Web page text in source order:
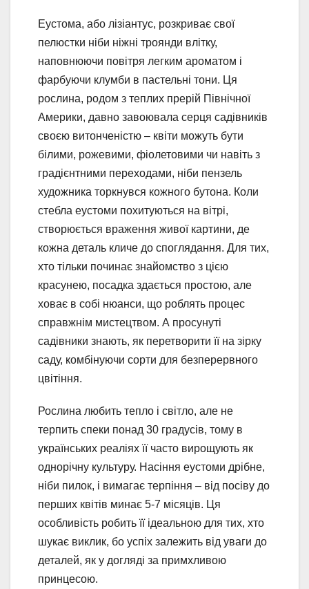
Еустома, або лізіантус, розкриває свої
пелюстки ніби ніжні троянди влітку,
наповнюючи повітря легким ароматом і
фарбуючи клумби в пастельні тони. Ця
рослина, родом з теплих прерій Північної
Америки, давно завоювала серця садівників
своєю витонченістю – квіти можуть бути
білими, рожевими, фіолетовими чи навіть з
градієнтними переходами, ніби пензель
художника торкнувся кожного бутона. Коли
стебла еустоми похитуються на вітрі,
створюється враження живої картини, де
кожна деталь кличе до споглядання. Для тих,
хто тільки починає знайомство з цією
красунею, посадка здається простою, але
ховає в собі нюанси, що роблять процес
справжнім мистецтвом. А просунуті
садівники знають, як перетворити її на зірку
саду, комбінуючи сорти для безперервного
цвітіння.
Рослина любить тепло і світло, але не
терпить спеки понад 30 градусів, тому в
українських реаліях її часто вирощують як
однорічну культуру. Насіння еустоми дрібне,
ніби пилок, і вимагає терпіння – від посіву до
перших квітів минає 5-7 місяців. Ця
особливість робить її ідеальною для тих, хто
шукає виклик, бо успіх залежить від уваги до
деталей, як у догляді за примхливою
принцесою.